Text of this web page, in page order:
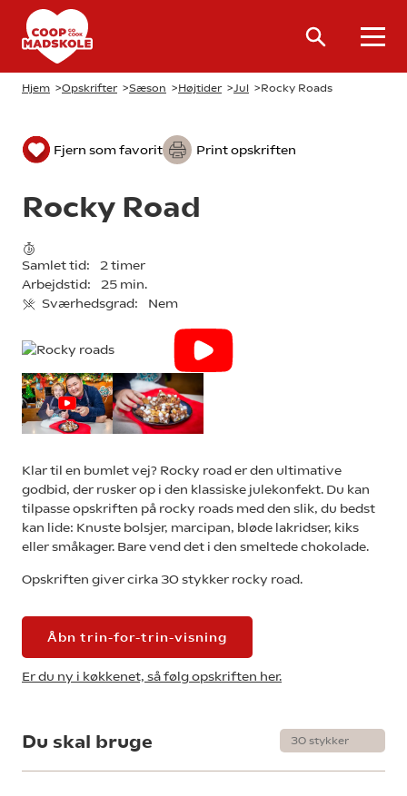
Hjem >Opskrifter >Sæson >Højtider >Jul >Rocky Roads
Fjern som favorit Print opskriften
Rocky Road
Samlet tid:
2 timer
Arbejdstid:
25 min.
Sværhedsgrad:
Nem
Klar til en bumlet vej? Rocky road er den ultimative
godbid, der rusker op i den klassiske julekonfekt. Du kan
tilpasse opskriften på rocky roads med den slik, du bedst
kan lide: Knuste bolsjer, marcipan, bløde lakridser, kiks
eller småkager. Bare vend det i den smeltede chokolade.
Opskriften giver cirka 30 stykker rocky road.
Åbn trin-for-trin-visning
Er du ny i køkkenet, så følg opskriften her.
Du skal bruge